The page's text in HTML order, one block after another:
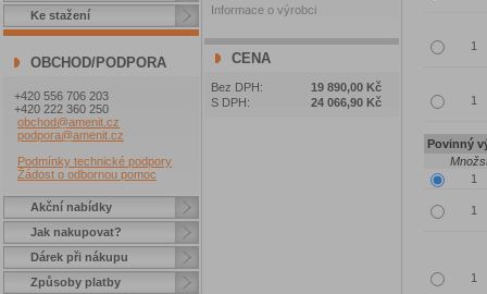
Ke stažení
OBCHOD/PODPORA
+420 556 706 203
+420 222 360 250
obchod@amenit.cz
podpora@amenit.cz
Podmínky technické podpory
Žádost o odbornou pomoc
Akční nabídky
Jak nakupovat?
Dárek při nákupu
Způsoby platby
Informace o výrobci
CENA
Bez DPH:
19 890,00 Kč
S DPH:
24 066,90 Kč
Povinný